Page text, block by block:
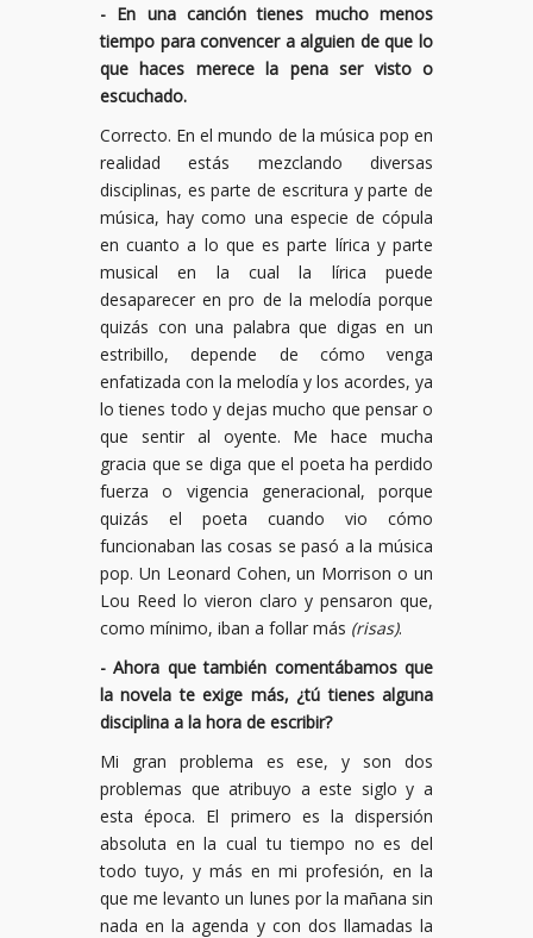
- En una canción tienes mucho menos
tiempo para convencer a alguien de que lo
que haces merece la pena ser visto o
escuchado.
Correcto. En el mundo de la música pop en
realidad estás mezclando diversas
disciplinas, es parte de escritura y parte de
música, hay como una especie de cópula
en cuanto a lo que es parte lírica y parte
musical en la cual la lírica puede
desaparecer en pro de la melodía porque
quizás con una palabra que digas en un
estribillo, depende de cómo venga
enfatizada con la melodía y los acordes, ya
lo tienes todo y dejas mucho que pensar o
que sentir al oyente. Me hace mucha
gracia que se diga que el poeta ha perdido
fuerza o vigencia generacional, porque
quizás el poeta cuando vio cómo
funcionaban las cosas se pasó a la música
pop. Un Leonard Cohen, un Morrison o un
Lou Reed lo vieron claro y pensaron que,
como mínimo, iban a follar más (risas).
- Ahora que también comentábamos que
la novela te exige más, ¿tú tienes alguna
disciplina a la hora de escribir?
Mi gran problema es ese, y son dos
problemas que atribuyo a este siglo y a
esta época. El primero es la dispersión
absoluta en la cual tu tiempo no es del
todo tuyo, y más en mi profesión, en la
que me levanto un lunes por la mañana sin
nada en la agenda y con dos llamadas la